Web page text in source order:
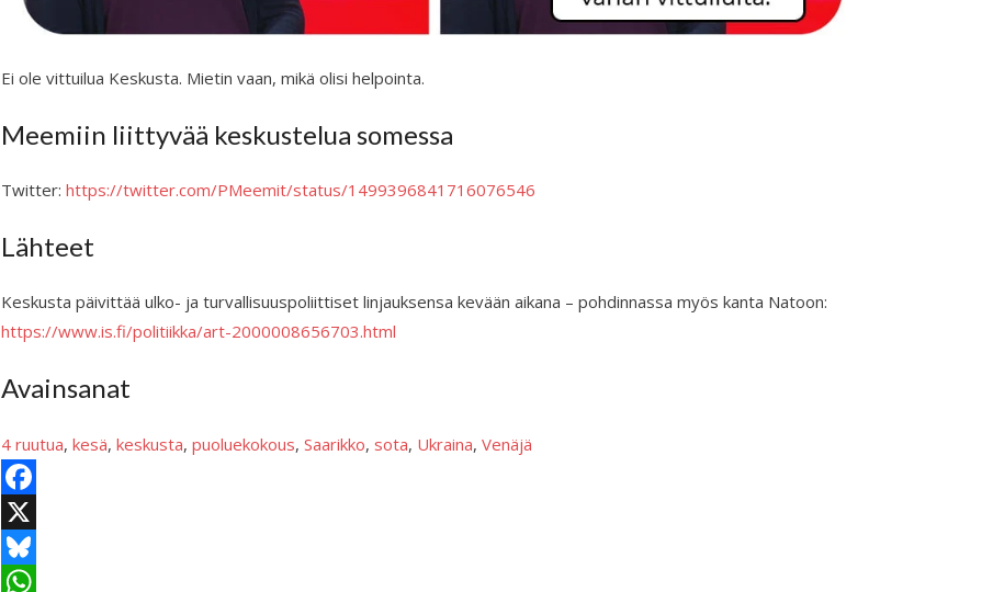
Ei ole vittuilua Keskusta. Mietin vaan, mikä olisi helpointa.
Meemiin liittyvää keskustelua somessa
Twitter: https://twitter.com/PMeemit/status/1499396841716076546
Lähteet
Keskusta päivittää ulko- ja turvallisuuspoliittiset linjauksensa kevään aikana – pohdinnassa myös kanta Natoon:
https://www.is.fi/politiikka/art-2000008656703.html
Avainsanat
4 ruutua, kesä, keskusta, puoluekokous, Saarikko, sota, Ukraina, Venäjä
F
a
c
X
B